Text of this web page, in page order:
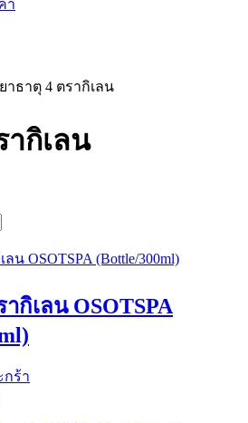
า
าธาตุ 4 ตรากิเลน
ากิเลน
กิเลน OSOTSPA
กร้า